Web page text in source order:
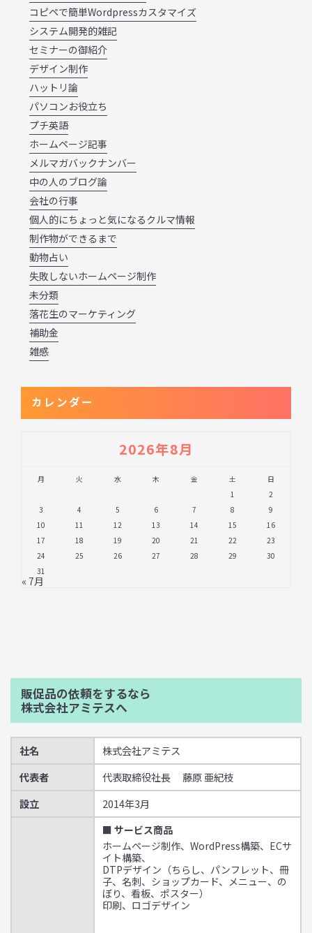
コピペで簡単Wordpressカスタマイズ
システム開発的雑記
セミナーの御紹介
デザイン制作
ハットリ論
パソコンお役立ち
プチ英語
ホームページ記事
メルマガバックナンバー
中の人のブログ論
会社の行事
個人的にちょっと気になるクルマ情報
制作物ができるまで
動物占い
失敗しないホームページ制作
未分類
落花生のマーケティング
補助金
雑感
カレンダー
2026年8月
月 火 水 木 金 土
日
1
2
3
4 5 6 7 8
9
10
11 12 13 14 15
16
17
18 19 20 21 22
23
24
25 26 27 28 29
30
31
« 7月
販促品の依頼をするなら
株式会社アミテスへ
社名
株式会社アミテス
代表者
代表取締役社長 藤原 亜紀枝
設立
2014年3月
■ サービス商品
ホームページ制作、WordPress構築、ECサ
イト構築、
DTPデザイン（ちらし、パンフレット、冊
子、名刺、ショップカード、メニュー、の
ぼり、看板、ポスター）
印刷、ロゴデザイン